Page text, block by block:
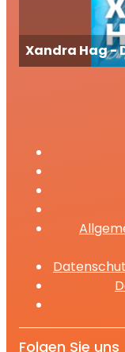
Xandra Hag -
Folgen Sie uns